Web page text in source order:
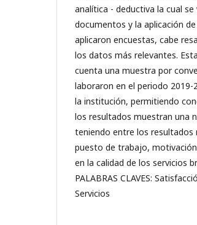
analítica - deductiva la cual
documentos y la aplicación
aplicaron encuestas, cabe
los datos más relevantes.
cuenta una muestra por
laboraron en el periodo
la institución, permitiendo
los resultados muestran una
teniendo entre los resultados
puesto de trabajo,
en la calidad de los servicios
PALABRAS CLAVES:
Servicios